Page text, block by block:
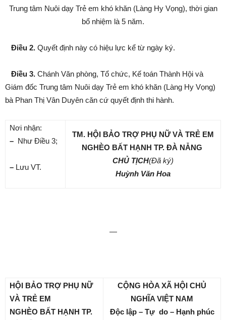
Trung tâm Nuôi dạy Trẻ em khó khăn (Làng Hy Vọng), thời gian
bổ nhiệm là 5 năm.
Điều 2. Quyết định này có hiệu lực kể từ ngày ký.
Điều 3. Chánh Văn phòng, Tổ chức, Kế toán Thành Hội và
Giám đốc Trung tâm Nuôi dạy Trẻ em khó khăn (Làng Hy Vọng)
bà Phan Thị Vân Duyên căn cứ quyết định thi hành.
Nơi nhận:
– Như Điều 3;
– Lưu VT.
TM. HỘI BẢO TRỢ PHỤ NỮ VÀ TRẺ EM
NGHÈO BẤT HẠNH TP. ĐÀ NẴNG
CHỦ TỊCH(Đã ký)
Huỳnh Văn Hoa
—
HỘI BẢO TRỢ PHỤ NỮ
VÀ TRẺ EM
NGHÈO BẤT HẠNH TP.
CỘNG HÒA XÃ HỘI CHỦ
NGHĨA VIỆT NAM
Độc lập – Tự do – Hạnh phúc